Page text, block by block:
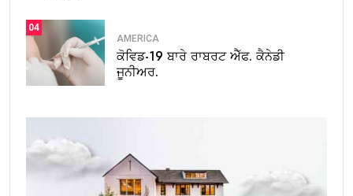
04
AMERICA
ਕੋਵਿਡ-19 ਬਾਰੇ ਰਾਬਰਟ ਐੱਫ. ਕੈਨੇਡੀ
ਜੂਨੀਅਰ.